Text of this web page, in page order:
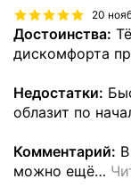
20
Достоинства:
дискомфорта
Недостатки:
облазит по
Комментарий:
можно ещё…